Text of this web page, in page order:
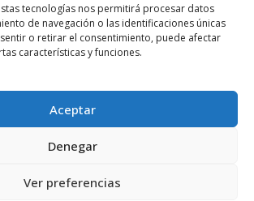
tecnologías nos permitirá procesar datos
de navegación o las identificaciones únicas
o retirar el consentimiento, puede afectar
características y funciones.
Aceptar
Denegar
Ver preferencias